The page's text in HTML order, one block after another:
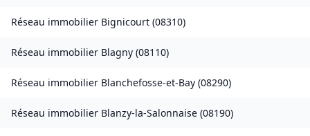
Réseau immobilier Bignicourt (08310)
Réseau immobilier Blagny (08110)
Réseau immobilier Blanchefosse-et-Bay (08290)
Réseau immobilier Blanzy-la-Salonnaise (08190)